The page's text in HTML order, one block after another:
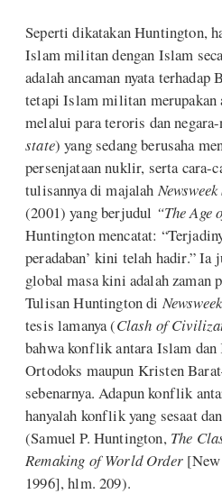
Seperti dikatakan Huntington,
Islam militan dengan Islam
adalah ancaman nyata
tetapi Islam militan merupakan
melalui para teroris dan
state) yang sedang berusaha
persenjataan nuklir, serta cara-
tulisannya di majalah
(2001) yang berjudul “The Age
Huntington mencatat:
peradaban’ kini telah hadir.” Ia
global masa kini adalah zaman
Tulisan Huntington di Newsweek
tesis lamanya (Clash of
bahwa konflik antara Islam
Ortodoks maupun Kristen
sebenarnya. Adapun konflik
hanyalah konflik yang sesaat
(Samuel P. Huntington, The
Remaking of World Order[New
1996], hlm. 209).